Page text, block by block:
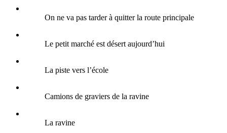
On ne va pas tarder à quitter la route principale
Le petit marché est désert aujourd’hui
La piste vers l’école
Camions de graviers de la ravine
La ravine